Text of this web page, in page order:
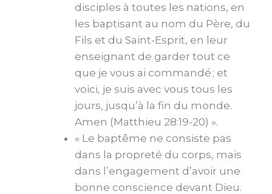
disciples à toutes les nations, en
les baptisant au nom du Père, du
Fils et du Saint-Esprit, en leur
enseignant de garder tout ce
que je vous ai commandé ; et
voici, je suis avec vous tous les
jours, jusqu’à la fin du monde.
Amen (Matthieu 28:19-20) ».
« Le baptême ne consiste pas
dans la propreté du corps, mais
dans l’engagement d’avoir une
bonne conscience devant Dieu.